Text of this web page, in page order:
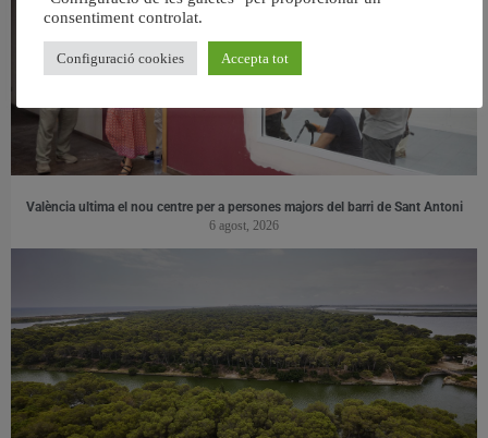
València ultima el nou centre per a persones majors del barri de Sant Antoni
6 agost, 2026
consentiment controlat.
Configuració cookies Accepta tot